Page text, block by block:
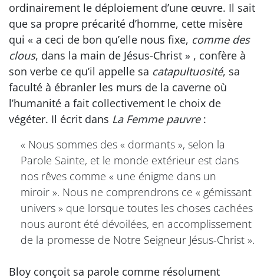
ordinairement le déploiement d’une œuvre. Il sait
que sa propre précarité d’homme, cette misère
qui « a ceci de bon qu’elle nous fixe, comme des
clous, dans la main de Jésus-Christ » , confère à
son verbe ce qu’il appelle sa catapultuosité, sa
faculté à ébranler les murs de la caverne où
l’humanité a fait collectivement le choix de
végéter. Il écrit dans La Femme pauvre:
« Nous sommes des « dormants », selon la
Parole Sainte, et le monde extérieur est dans
nos rêves comme « une énigme dans un
miroir ». Nous ne comprendrons ce « gémissant
univers » que lorsque toutes les choses cachées
nous auront été dévoilées, en accomplissement
de la promesse de Notre Seigneur Jésus-Christ ».
Bloy conçoit sa parole comme résolument